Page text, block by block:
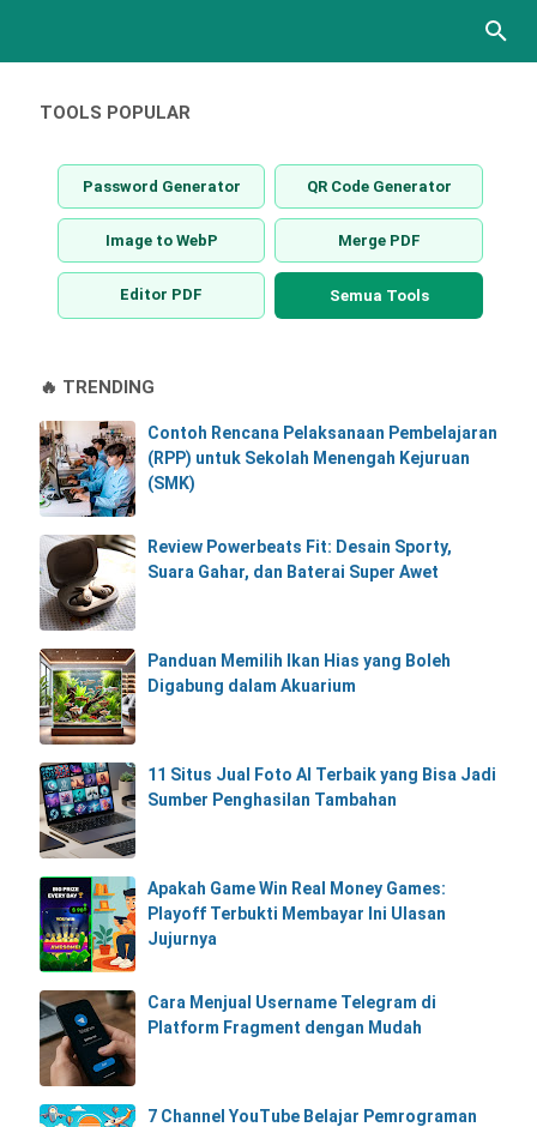
TOOLS POPULAR
Password Generator QR Code Generator
Image to WebP Merge PDF
Editor PDF Semua Tools
🔥 TRENDING
Contoh Rencana Pelaksanaan Pembelajaran
(RPP) untuk Sekolah Menengah Kejuruan
(SMK)
Review Powerbeats Fit: Desain Sporty,
Suara Gahar, dan Baterai Super Awet
Panduan Memilih Ikan Hias yang Boleh
Digabung dalam Akuarium
11 Situs Jual Foto AI Terbaik yang Bisa Jadi
Sumber Penghasilan Tambahan
Apakah Game Win Real Money Games:
Playoff Terbukti Membayar Ini Ulasan
Jujurnya
Cara Menjual Username Telegram di
Platform Fragment dengan Mudah
7 Channel YouTube Belajar Pemrograman